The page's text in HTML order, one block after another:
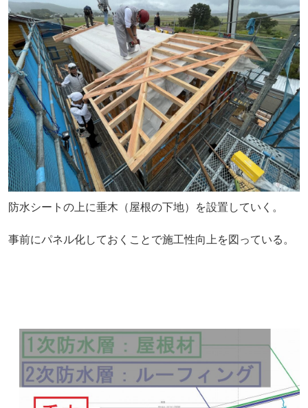
防水シートの上に垂木（屋根の下地）を設置していく。
事前にパネル化しておくことで施工性向上を図っている。